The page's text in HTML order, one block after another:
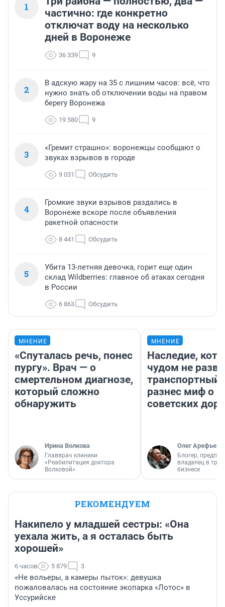
1
частично: где конкретно
отключат воду на несколько
дней в Воронеже
36 339 9
2
В адскую жару на 35 с лишним часов: всё, что
нужно знать об отключении воды на правом
берегу Воронежа
19 580 9
3
«Гремит страшно»: воронежцы сообщают о
звуках взрывов в городе
9 031 Обсудить
4
Громкие звуки взрывов раздались в
Воронеже вскоре после объявления
ракетной опасности
8 441 Обсудить
5
Убита 13-летняя девочка, горит еще один
склад Wildberries: главное об атаках сегодня
в России
6 863 Обсудить
МНЕНИЕ
«Спуталась речь, понес
пургу». Врач — о
смертельном диагнозе,
который сложно
обнаружить
Ирина Волкова
Главврач клиники
«Реабилитация доктора
Волковой»
МНЕНИЕ
Наследие,
чудом не
транспортный
разнес миф о
советских
Олег Арефьев
Блогер,
владелец в
бизнесе
РЕКОМЕНДУЕМ
Накипело у младшей сестры: «Она
уехала жить, а я осталась быть
хорошей»
6 часов 5 879 3
«Не вольеры, а камеры пыток»: девушка
пожаловалась на состояние экопарка «Лотос» в
Уссурийске